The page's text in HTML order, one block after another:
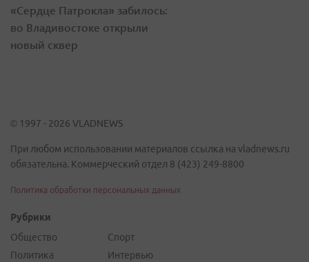
«Сердце Патрокла» забилось:
во Владивостоке открыли
новый сквер
© 1997 - 2026 VLADNEWS
При любом использовании материалов ссылка на vladnews.ru
обязательна. Коммерческий отдел 8 (423) 249-8800
Политика обработки персональных данных
Рубрики
Общество
Политика
Спорт
Интервью